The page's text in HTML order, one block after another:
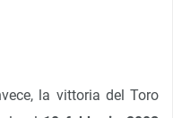
la vittoria del Toro